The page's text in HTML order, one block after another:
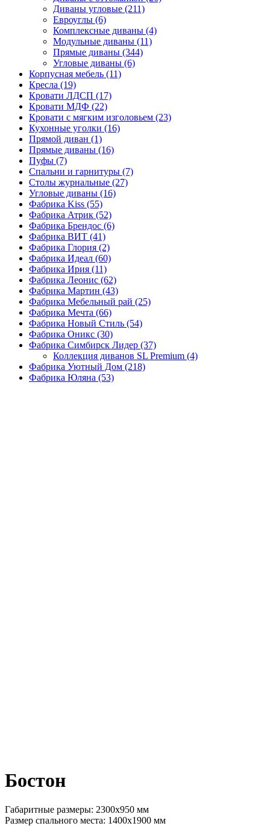
Диваны угловые (211)
Евроуглы (6)
Комплексные диваны (4)
Модульные диваны (11)
Прямые диваны (344)
Угловые диваны (6)
Корпусная мебель (11)
Кресла (19)
Кровати ЛДСП (17)
Кровати МДФ (22)
Кровати с мягким изголовьем (23)
Кухонные уголки (16)
Прямой диван (1)
Прямые диваны (16)
Пуфы (7)
Спальни и гарнитуры (7)
Столы журнальные (27)
Угловые диваны (16)
Фабрика Kiss (55)
Фабрика Атрик (52)
Фабрика Брендос (6)
Фабрика ВИТ (41)
Фабрика Глория (2)
Фабрика Идеал (60)
Фабрика Ирия (11)
Фабрика Леонис (62)
Фабрика Мартин (43)
Фабрика Мебельный рай (25)
Фабрика Мечта (66)
Фабрика Новый Стиль (54)
Фабрика Оникс (30)
Фабрика Симбирск Лидер (37)
Коллекция диванов SL Premium (4)
Фабрика Уютный Дом (218)
Фабрика Юляна (53)
Бостон
Габаритные размеры: 2300х950 мм
Размер спального места: 1400х1900 мм